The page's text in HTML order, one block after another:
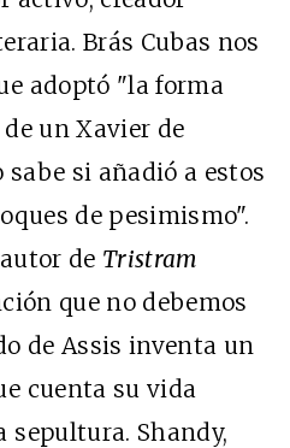
Brás Cubas nos
adoptó "la forma
un Xavier de
si añadió a estos
de pesimismo".
de Tristram
que no debemos
de Assis inventa un
cuenta su vida
sepultura. Shandy,